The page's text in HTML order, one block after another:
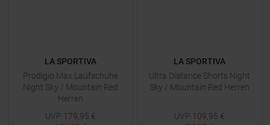
LA SPORTIVA
Prodigio Max Laufschuhe
Night Sky / Mountain Red
Herren
UVP 179,95 €
LA SPORTIVA
Ultra Distance Shorts Night
Sky / Mountain Red Herren
UVP 109,95 €